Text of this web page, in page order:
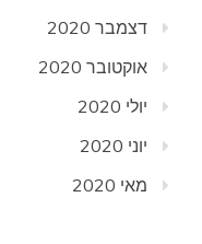
דצמבר 2020
אוקטובר 2020
יולי 2020
יוני 2020
מאי 2020